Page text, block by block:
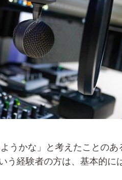
うかな」と考えたことのあ
う経験者の方は、基本的に